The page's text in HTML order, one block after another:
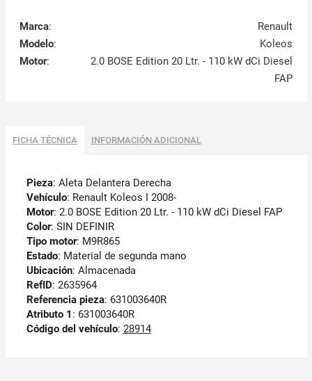
Marca:
Renault
Modelo:
Koleos
Motor:
2.0 BOSE Edition 20 Ltr. - 110 kW dCi Diesel
FAP
FICHA TÉCNICA INFORMACIÓN ADICIONAL
Pieza: Aleta Delantera Derecha
Vehículo: Renault Koleos I 2008-
Motor: 2.0 BOSE Edition 20 Ltr. - 110 kW dCi Diesel FAP
Color: SIN DEFINIR
Tipo motor: M9R865
Estado: Material de segunda mano
Ubicación: Almacenada
RefID: 2635964
Referencia pieza: 631003640R
Atributo 1 : 631003640R
Código del vehículo: 28914